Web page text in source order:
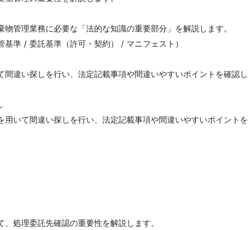
管理業務に必要な「法的な知識の重要部分」を解説します。
基準 / 委託基準（許可・契約） / マニフェスト）
間違い探しを行い、法定記載事項や間違いやすいポイントを確認し
用いて間違い探しを行い、法定記載事項や間違いやすいポイントを
処理委託先確認の重要性を解説します。